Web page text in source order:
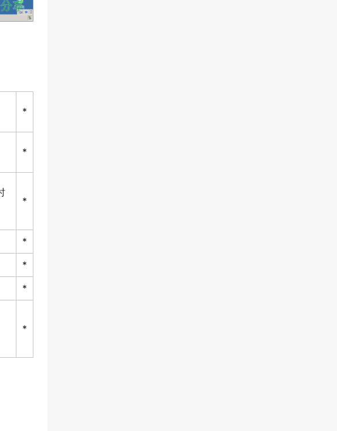
*
*
*
*
*
*
*